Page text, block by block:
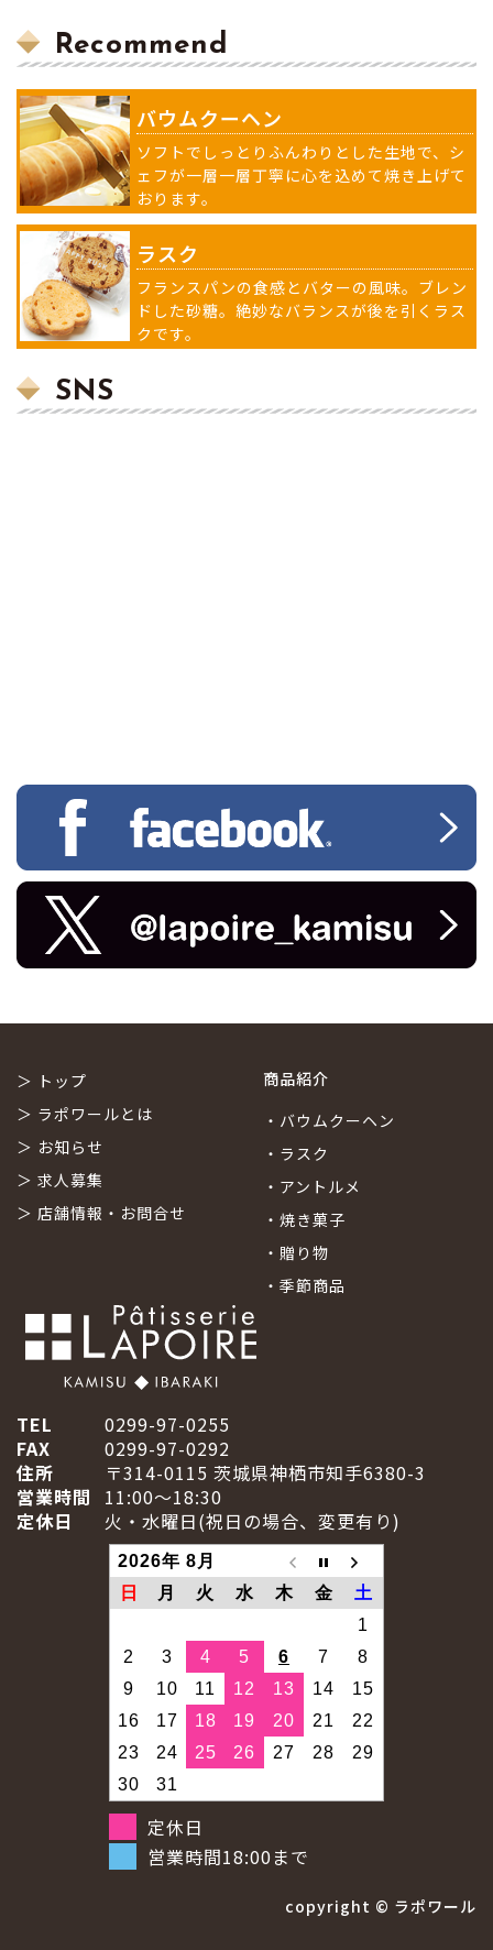
Recommend
バウムクーヘン
ソフトでしっとりふんわりとした生地で、シ
ェフが一層一層丁寧に心を込めて焼き上げて
おります。
ラスク
フランスパンの食感とバターの風味。ブレン
ドした砂糖。絶妙なバランスが後を引くラス
クです。
SNS
＞ トップ
＞ ラポワールとは
＞ お知らせ
＞ 求人募集
＞ 店舗情報・お問合せ
商品紹介
・ バウムクーヘン
・ ラスク
・ アントルメ
・ 焼き菓子
・ 贈り物
・ 季節商品
TEL
0299-97-0255
FAX
0299-97-0292
住所
〒314-0115 茨城県神栖市知手6380-3
営業時間
11:00～18:30
定休日
火・水曜日(祝日の場合、変更有り)
2026年 8月
日
月 火 水 木 金
土
1
2
3 4 5 6 7
8
9
10 11 12 13 14
15
16
17 18 19 20 21
22
23
24 25 26 27 28
29
30
31
定休日
営業時間18:00まで
copyright © ラポワール